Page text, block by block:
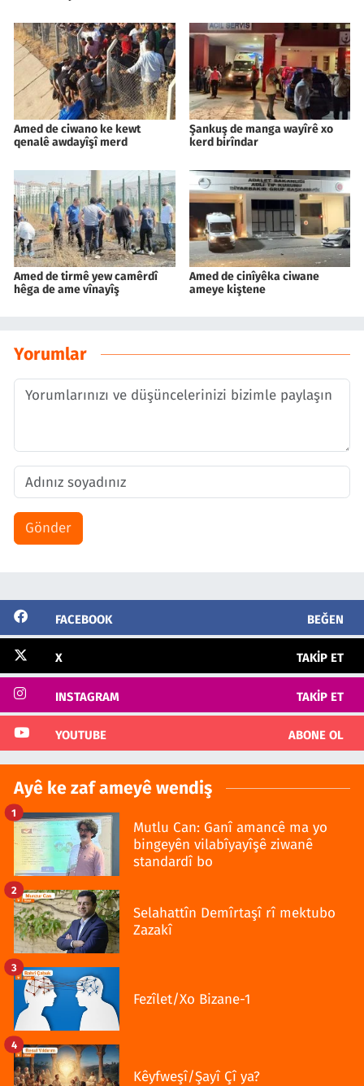
Amed de ciwano ke kewt
qenalê awdayîşî merd
Şankuş de manga wayîrê xo
kerd birîndar
Amed de tirmê yew camêrdî
hêga de ame vînayîş
Amed de cinîyêka ciwane
ameye kiştene
Yorumlar
Gönder
FACEBOOK BEĞEN
X TAKIP ET
INSTAGRAM TAKIP ET
YOUTUBE ABONE OL
Ayê ke zaf ameyê wendiş
Mutlu Can: Ganî amancê ma yo
bingeyên vilabîyayîşê ziwanê
standardî bo
1
Selahattîn Demîrtaşî rî mektubo
Zazakî
2
Fezîlet/Xo Bizane-1
3
Kêyfweşî/Şayî Çî ya?
4